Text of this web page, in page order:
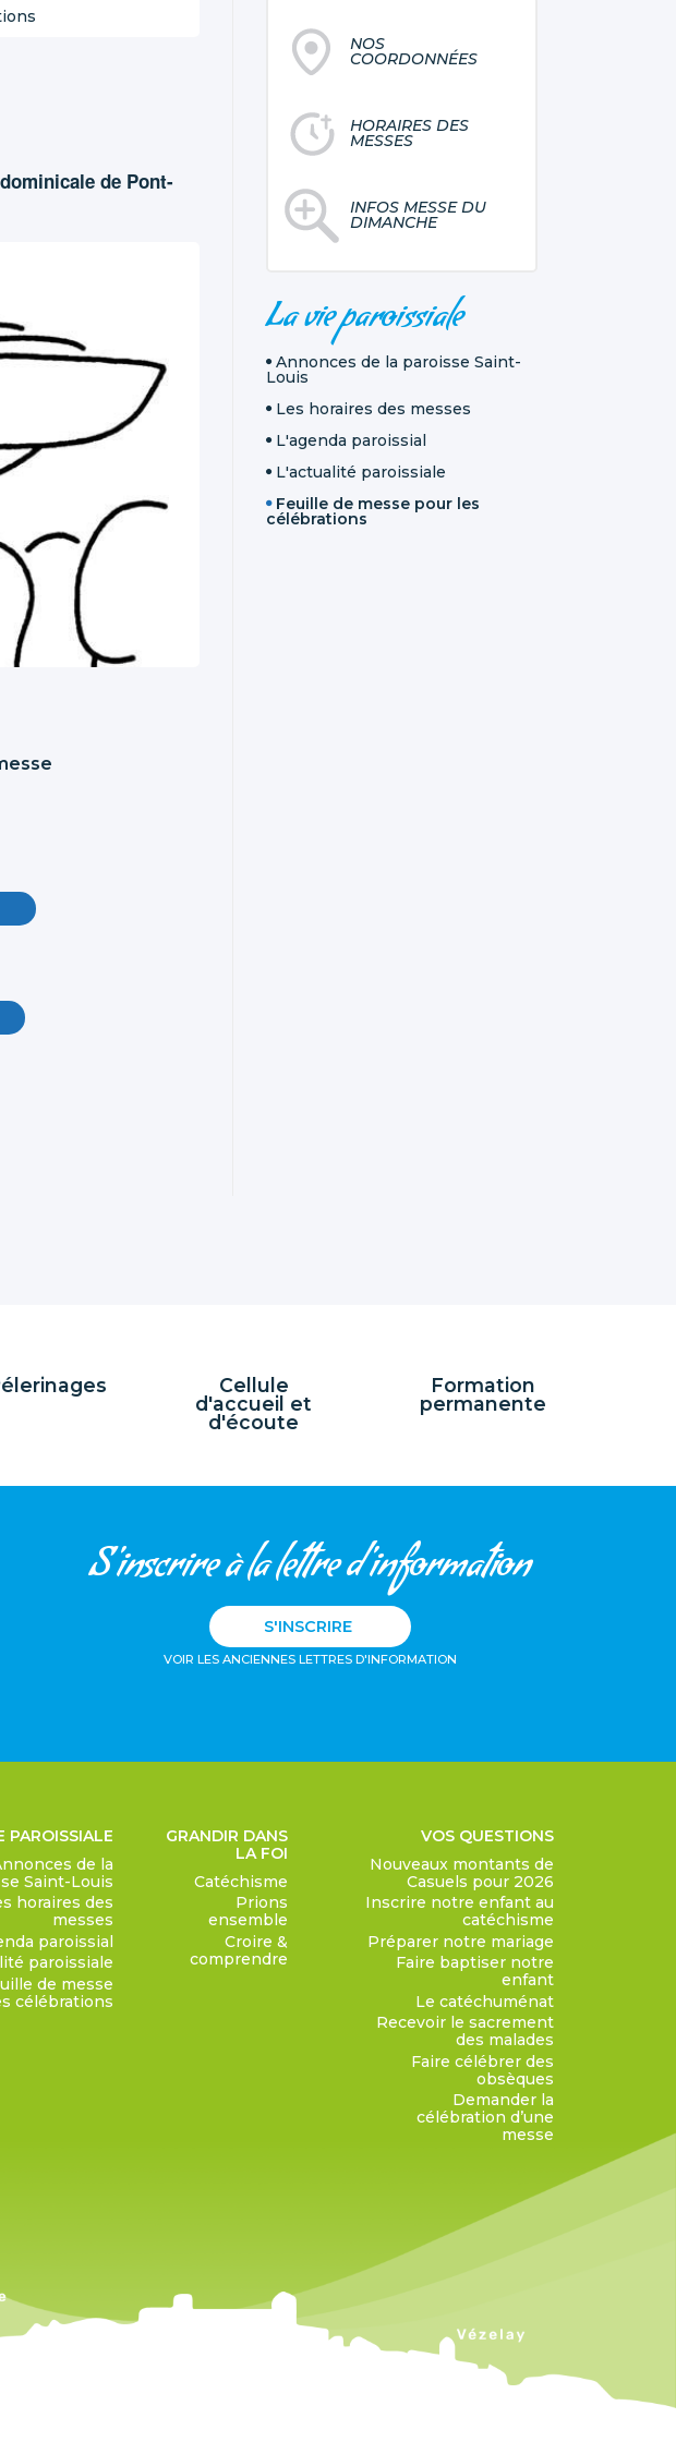
de Pont-
NOS
COORDONNÉES
HORAIRES DES
MESSES
INFOS MESSE DU
DIMANCHE
La vie paroissiale
Annonces de la paroisse Saint-
Louis
Les horaires des messes
L'agenda paroissial
L'actualité paroissiale
Feuille de messe pour les
célébrations
Cellule
d'accueil et
d'écoute
Formation
permanente
S'inscrire à la lettre d'information
S'INSCRIRE
VOIR LES ANCIENNES LETTRES D'INFORMATION
PAROISSIALE
de la
Saint-Louis
horaires des
messes
paroissial
paroissiale
de messe
célébrations
GRANDIR DANS
LA FOI
Catéchisme
Prions
ensemble
Croire &
comprendre
VOS QUESTIONS
Nouveaux montants de
Casuels pour 2026
Inscrire notre enfant au
catéchisme
Préparer notre mariage
Faire baptiser notre
enfant
Le catéchuménat
Recevoir le sacrement
des malades
Faire célébrer des
obsèques
Demander la
célébration d’une
messe